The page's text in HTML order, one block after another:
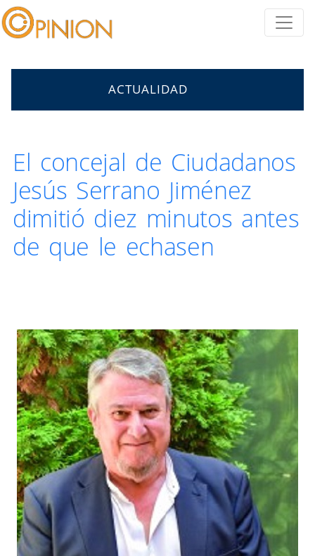
ACTUALIDAD
El concejal de Ciudadanos
Jesús Serrano Jiménez
dimitió diez minutos antes
de que le echasen